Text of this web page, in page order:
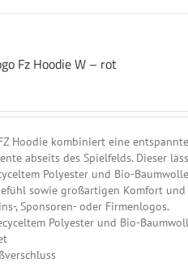
Fz Hoodie W – rot
Hoodie kombiniert eine
abseits des Spielfelds. Dieser
Polyester und Bio-
sowie großartigen Komfort
, Sponsoren- oder Firmenlogos.
Polyester und Bio-